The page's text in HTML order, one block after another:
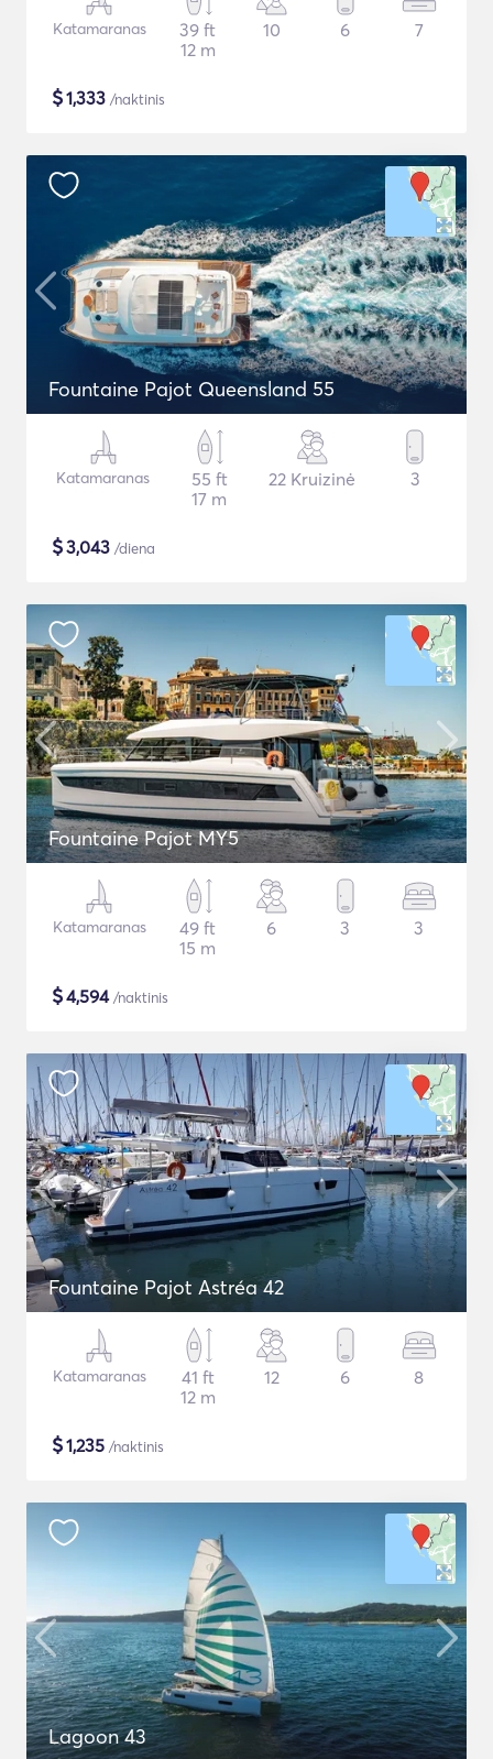
Katamaranas
39 ft
12 m
10 6 7
$1,333 /naktinis
Fountaine Pajot Queensland 55
Katamaranas
55 ft
17 m
22 Kruizinė 3
$3,043 /diena
Fountaine Pajot MY5
Katamaranas
49 ft
15 m
6 3 3
$4,594/naktinis
Fountaine Pajot Astréa 42
Katamaranas
41 ft
12 m
12 6 8
$1,235 /naktinis
Lagoon 43